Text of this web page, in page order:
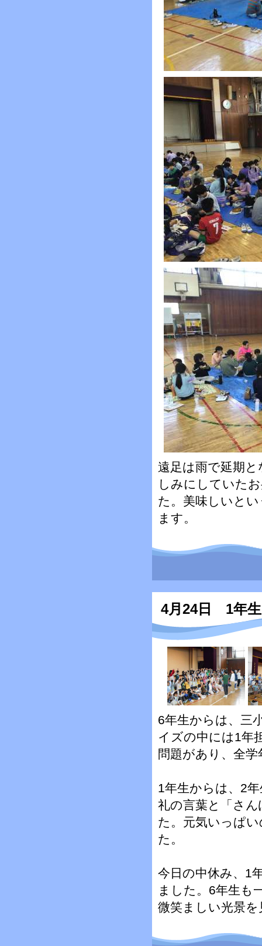
遠足は雨で延期
しみにしていた
た。美味しいと
ます。
4月24日 1年
6年生からは、三
イズの中には1年
問題があり、全
1年生からは、2
礼の言葉と「さ
た。元気いっぱ
た。
今日の中休み、1
ました。6年生も
微笑ましい光景